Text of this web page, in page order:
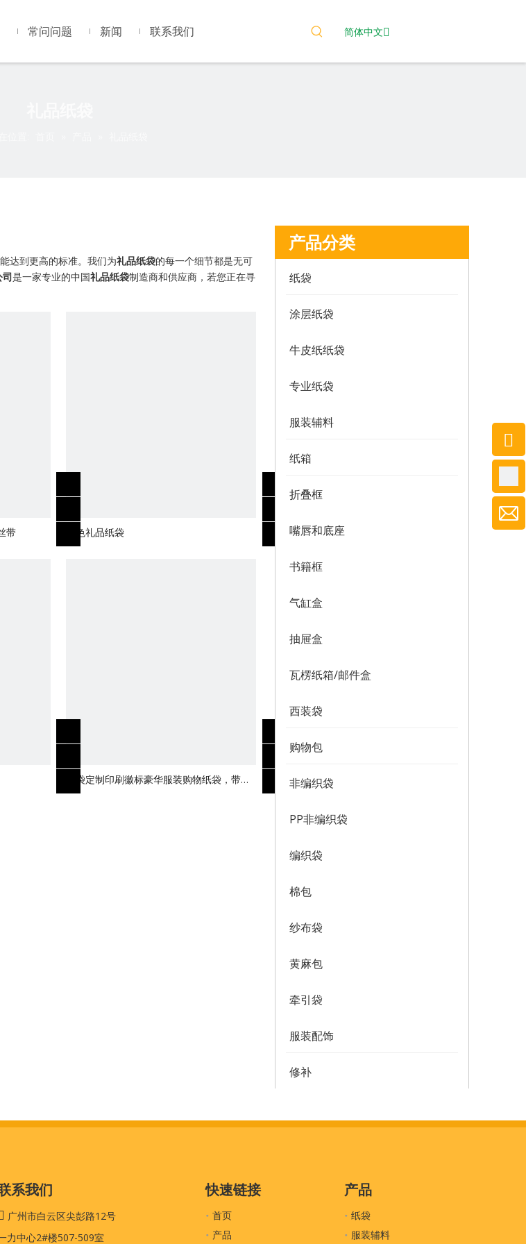
常问问题 新闻 联系我们 简体中文
达到更高的标准。我们为礼品纸袋的每一个细节都是无可
司是一家专业的中国礼品纸袋制造商和供应商，若您正在寻
带 黑色礼品纸袋
纸袋定制印刷徽标豪华服装购物纸袋，带织
带绳的精品可回收礼品袋
产品分类
纸袋
涂层纸袋
牛皮纸纸袋
专业纸袋
服装辅料
纸箱
折叠框
嘴唇和底座
书籍框
气缸盒
抽屉盒
瓦楞纸箱/邮件盒
西装袋
购物包
非编织袋
PP非编织袋
编织袋
棉包
纱布袋
黄麻包
牵引袋
服装配饰
修补
系我们
广州市白云区尖彭路12号
力中心2#楼507-509室
快速链接
首页
产品
产品
纸袋
服装辅料